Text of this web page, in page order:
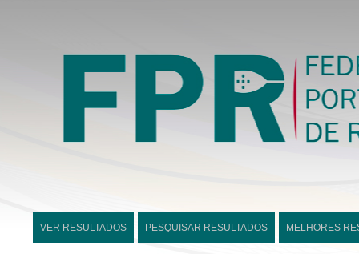
VER RESULTADOS PESQUISAR RESULTADOS MELHORES